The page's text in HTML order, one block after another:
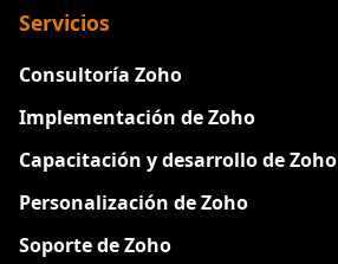
Servicios
Consultoría Zoho
Implementación de Zoho
Capacitación y desarrollo de Zoho
Personalización de Zoho
Soporte de Zoho